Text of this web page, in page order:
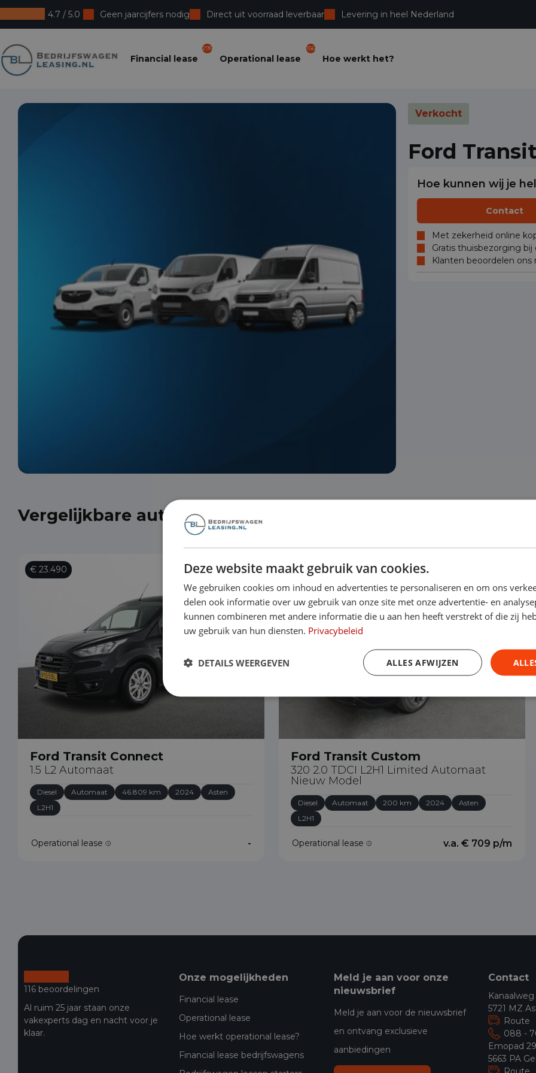
4.7 / 5.0 Geen jaarcijfers nodig Direct uit voorraad leverbaar Levering in heel Nederland
Bedrijfswagenleasing
Financial lease
295
Operational lease
156
Hoe werkt het?
Verkocht
Ford
Hoe kunnen wij je
Contact
Met zekerheid online
Gratis thuisbezorging bij
Klanten beoordelen
Vergelijkbare auto's uit onze voorraad
€ 23.490
Ford Transit Connect
1.5 L2 Automaat
Diesel Automaat 46.809 km 2024
Asten
L2H1
Operational lease -
€ 42.890
Ford Transit Custom
320 2.0 TDCI L2H1 Limited Automaat
Nieuw Model
Diesel Automaat 200 km 2024
Asten
L2H1
Operational lease v.a. € 709 p/m
116 beoordelingen
Al ruim 25 jaar staan onze
vakexperts dag en nacht voor je
klaar.
Onze mogelijkheden
Financial lease
Operational lease
Hoe werkt operational lease?
Financial lease bedrijfswagens
Meld je aan voor onze
nieuwsbrief
Meld je aan voor de nieuwsbrief
en ontvang exclusieve
aanbiedingen
Contact
5721 MZ
Route
088 -
Emopad
5663 PA
Deze website maakt gebruik van cookies.
We gebruiken cookies om inhoud en advertenties te personaliseren en om ons
delen ook informatie over uw gebruik van onze site met onze advertentie- en
kunnen combineren met andere informatie die u aan hen heeft verstrekt of die zij
uw gebruik van hun diensten. Privacybeleid
ALLES AFWIJZEN
DETAILS WEERGEVEN